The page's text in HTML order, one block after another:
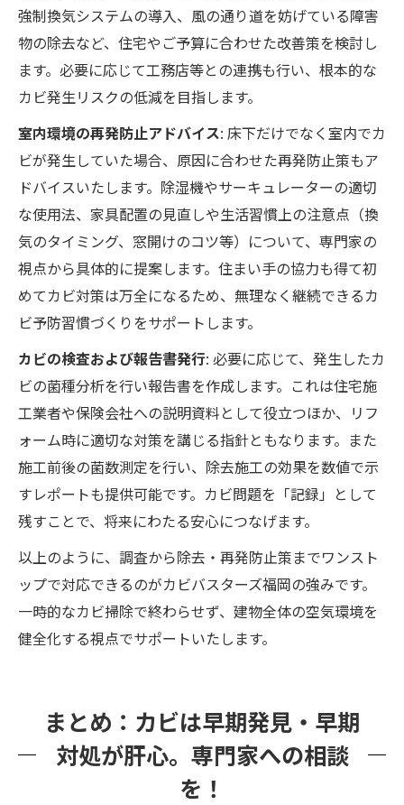
強制換気システムの導入、風の通り道を妨げている障害
物の除去など、住宅やご予算に合わせた改善策を検討し
ます。必要に応じて工務店等との連携も行い、根本的な
カビ発生リスクの低減を目指します。
室内環境の再発防止アドバイス: 床下だけでなく室内でカ
ビが発生していた場合、原因に合わせた再発防止策もア
ドバイスいたします。除湿機やサーキュレーターの適切
な使用法、家具配置の見直しや生活習慣上の注意点（換
気のタイミング、窓開けのコツ等）について、専門家の
視点から具体的に提案します。住まい手の協力も得て初
めてカビ対策は万全になるため、無理なく継続できるカ
ビ予防習慣づくりをサポートします。
カビの検査および報告書発行: 必要に応じて、発生したカ
ビの菌種分析を行い報告書を作成します。これは住宅施
工業者や保険会社への説明資料として役立つほか、リフ
ォーム時に適切な対策を講じる指針ともなります。また
施工前後の菌数測定を行い、除去施工の効果を数値で示
すレポートも提供可能です。カビ問題を「記録」として
残すことで、将来にわたる安心につなげます。
以上のように、調査から除去・再発防止策までワンスト
ップで対応できるのがカビバスターズ福岡の強みです。
一時的なカビ掃除で終わらせず、建物全体の空気環境を
健全化する視点でサポートいたします。
まとめ：カビは早期発見・早期
対処が肝心。専門家への相談
を！